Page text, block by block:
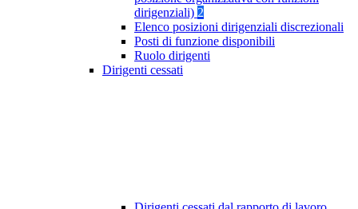
dirigenziali) 2
Elenco posizioni dirigenziali discrezionali
Posti di funzione disponibili
Ruolo dirigenti
Dirigenti cessati